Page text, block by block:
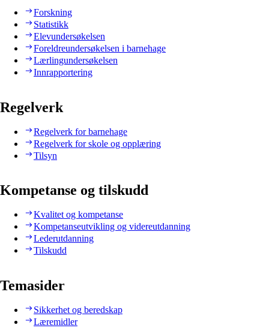
Forskning
Statistikk
Elevundersøkelsen
Foreldreundersøkelsen i barnehage
Lærlingundersøkelsen
Innrapportering
Regelverk
Regelverk for barnehage
Regelverk for skole og opplæring
Tilsyn
Kompetanse og tilskudd
Kvalitet og kompetanse
Kompetanseutvikling og videreutdanning
Lederutdanning
Tilskudd
Temasider
Sikkerhet og beredskap
Læremidler